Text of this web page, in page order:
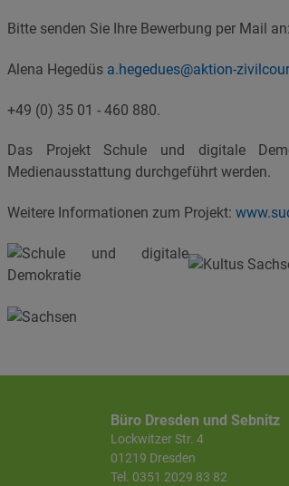
Bitte senden Sie Ihre Bewerbung per Mail an:
Alena Hegedüs a.hegedues@aktion-
+49 (0) 35 01 - 460 880.
Das Projekt Schule und digitale
Medienausstattung durchgeführt werden.
Weitere Informationen zum Projekt:
Büro Dresden und Sebnitz
Lockwitzer Str. 4
01219 Dresden
Tel. 0351 2029 83 82